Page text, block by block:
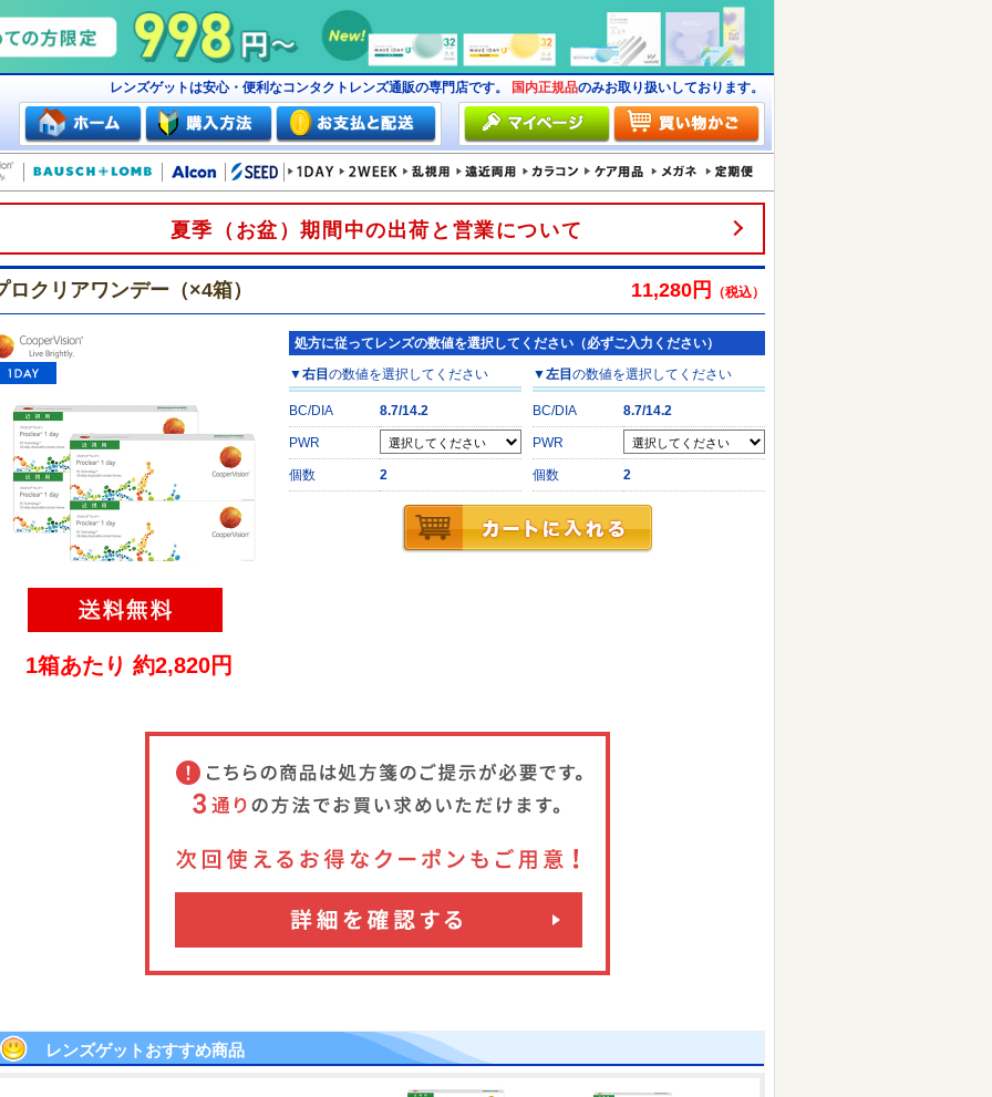
レンズゲットは安心・便利なコンタクトレンズ通販の専門店です。 国内正規品のみお取り扱いしております。
夏季（お盆）期間中の出荷と営業について
ロクリアワンデー（×4箱） 11,280円 （税込）
1箱あたり 約2,820円
処方に従ってレンズの数値を選択してください（必ずご入力ください）
▼右目の数値を選択してください
BC/DIA 8.7/14.2
PWR
個数 2
▼左目の数値を選択してください
BC/DIA 8.7/14.2
PWR
個数 2
レンズゲットおすすめ商品